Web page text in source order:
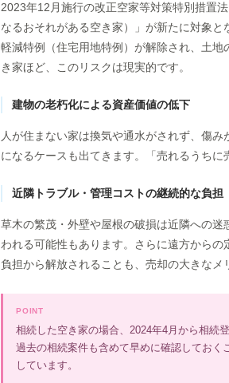
2023年12月施行の改正空家等対策特別措置
なるおそれがある空き家）」が新たに対象
軽減特例（住宅用地特例）が解除され、土
き家ほど、このリスクは現実的です。
建物の老朽化による資産価値の低下
人が住まない家は換気や通水がされず、傷
になるケースも出てきます。「売れるうちに
近隣トラブル・管理コストの継続的な負担
草木の繁茂・外壁や屋根の破損は近隣への
われる可能性もあります。さらに遠方から
負担から解放されることも、売却の大きなメ
POINT
相続した空き家の場合、2024年4月から相続
過去の相続案件も含めて早めに確認しておく
しています。